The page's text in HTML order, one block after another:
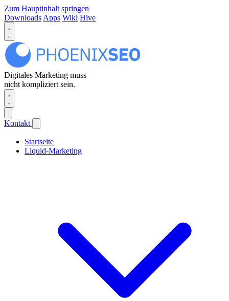
Zum Hauptinhalt springen
Downloads Apps Wiki Hive
Digitales Marketing muss
nicht kompliziert sein.
Kontakt
Startseite
Liquid-Marketing